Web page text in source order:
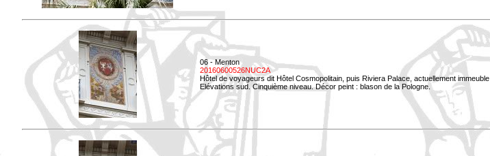
06 - Menton
20160600526NUC2A
Hôtel de voyageurs dit Hôtel Cosmopolitain, puis Riviera Palace, actuellement immeuble
Elévations sud. Cinquième niveau. Décor peint : blason de la Pologne.